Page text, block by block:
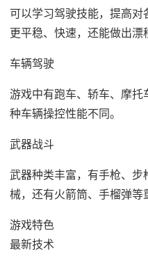
可以学习驾驶技能，提高
更平稳、快速，还能做出漂
车辆驾驶
游戏中有跑车、轿车、摩
种车辆操控性能不同。
武器战斗
武器种类丰富，有手枪、
械，还有火箭筒、手榴弹等
​游戏特色
最新技术